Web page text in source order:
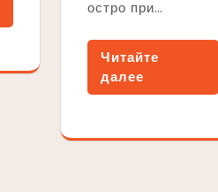
остро при…
Читайте
далее